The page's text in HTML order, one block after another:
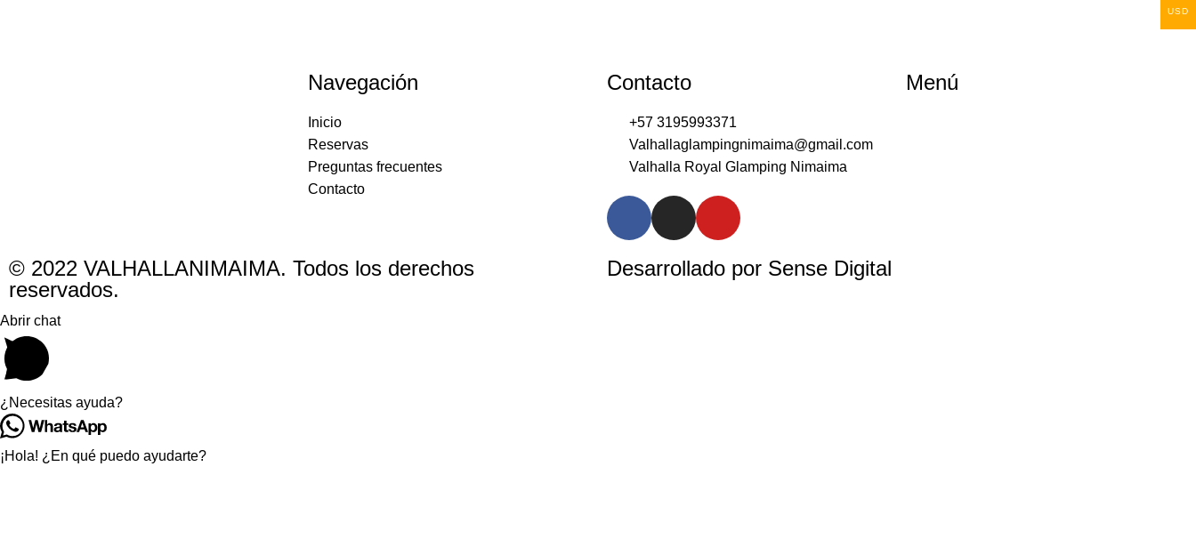
Navegación
Inicio
Reservas
Preguntas frecuentes
Contacto
Contacto
+57 3195993371
Valhallaglampingnimaima@gmail.com
Valhalla Royal Glamping Nimaima
Menú
© 2022 VALHALLANIMAIMA. Todos los derechos
reservados.
Desarrollado por Sense Digital
USD
Abrir chat
¿Necesitas ayuda?
¡Hola! ¿En qué puedo ayudarte?